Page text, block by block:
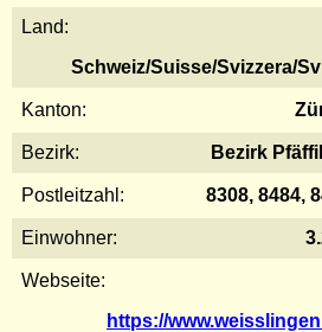
Land:
Schweiz/Suisse/Svizzera/
Kanton:
Bezirk: Bezirk
Postleitzahl: 8308, 8484,
Einwohner:
Webseite:
https://